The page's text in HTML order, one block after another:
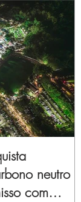
neutro e
com